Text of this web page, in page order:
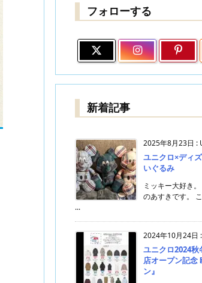
フォローする
新着記事
2025年8月23日 :
ユニクロ×ディ
いぐるみ
ミッキー大好き
のあすきです。
...
2024年10月24日 :
ユニクロ2024
店オープン記念
ン』